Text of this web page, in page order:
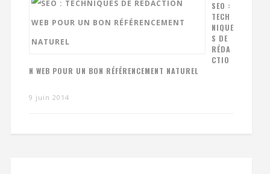
SEO :
TECH
NIQUE
S DE
RÉDA
CTIO
N WEB POUR UN BON RÉFÉRENCEMENT NATUREL
9 juin 2014